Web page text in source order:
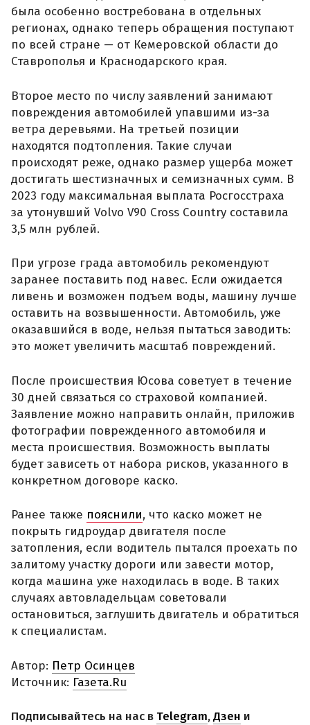
была особенно востребована в отдельных
регионах, однако теперь обращения поступают
по всей стране — от Кемеровской области до
Ставрополья и Краснодарского края.
Второе место по числу заявлений занимают
повреждения автомобилей упавшими из-за
ветра деревьями. На третьей позиции
находятся подтопления. Такие случаи
происходят реже, однако размер ущерба может
достигать шестизначных и семизначных сумм. В
2023 году максимальная выплата Росгосстраха
за утонувший Volvo V90 Cross Country составила
3,5 млн рублей.
При угрозе града автомобиль рекомендуют
заранее поставить под навес. Если ожидается
ливень и возможен подъем воды, машину лучше
оставить на возвышенности. Автомобиль, уже
оказавшийся в воде, нельзя пытаться заводить:
это может увеличить масштаб повреждений.
После происшествия Юсова советует в течение
30 дней связаться со страховой компанией.
Заявление можно направить онлайн, приложив
фотографии поврежденного автомобиля и
места происшествия. Возможность выплаты
будет зависеть от набора рисков, указанного в
конкретном договоре каско.
Ранее также пояснили, что каско может не
покрыть гидроудар двигателя после
затопления, если водитель пытался проехать по
залитому участку дороги или завести мотор,
когда машина уже находилась в воде. В таких
случаях автовладельцам советовали
остановиться, заглушить двигатель и обратиться
к специалистам.
Автор: Петр Осинцев
Источник: Газета.Ru
Подписывайтесь на нас в Telegram,Дзен и